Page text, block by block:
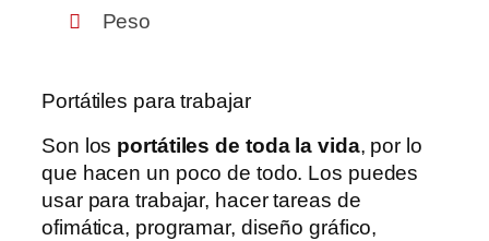
Peso
Portátiles para trabajar
Son los portátiles de toda la vida, por lo
que hacen un poco de todo. Los puedes
usar para trabajar, hacer tareas de
ofimática, programar, diseño gráfico,